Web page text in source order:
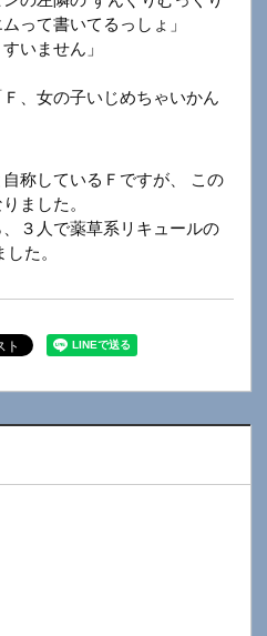
って書いてるっしょ」
いません」
、女の子いじめちゃいかん
称しているＦですが、 この
ました。
３人で薬草系リキュールの
た。